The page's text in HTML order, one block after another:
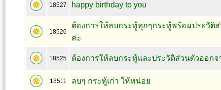
18527 happy birthday to you
18526
ต้องการให้ลบกระทู้ทุกๆกระทู้พร้อมประวัติ
ค่ะ
18525 ต้องการให้ลบกระทู้และประวัติส่วนตัวออกจ
18511 ลบๆ กระทู้เก่า ให้หน่อย